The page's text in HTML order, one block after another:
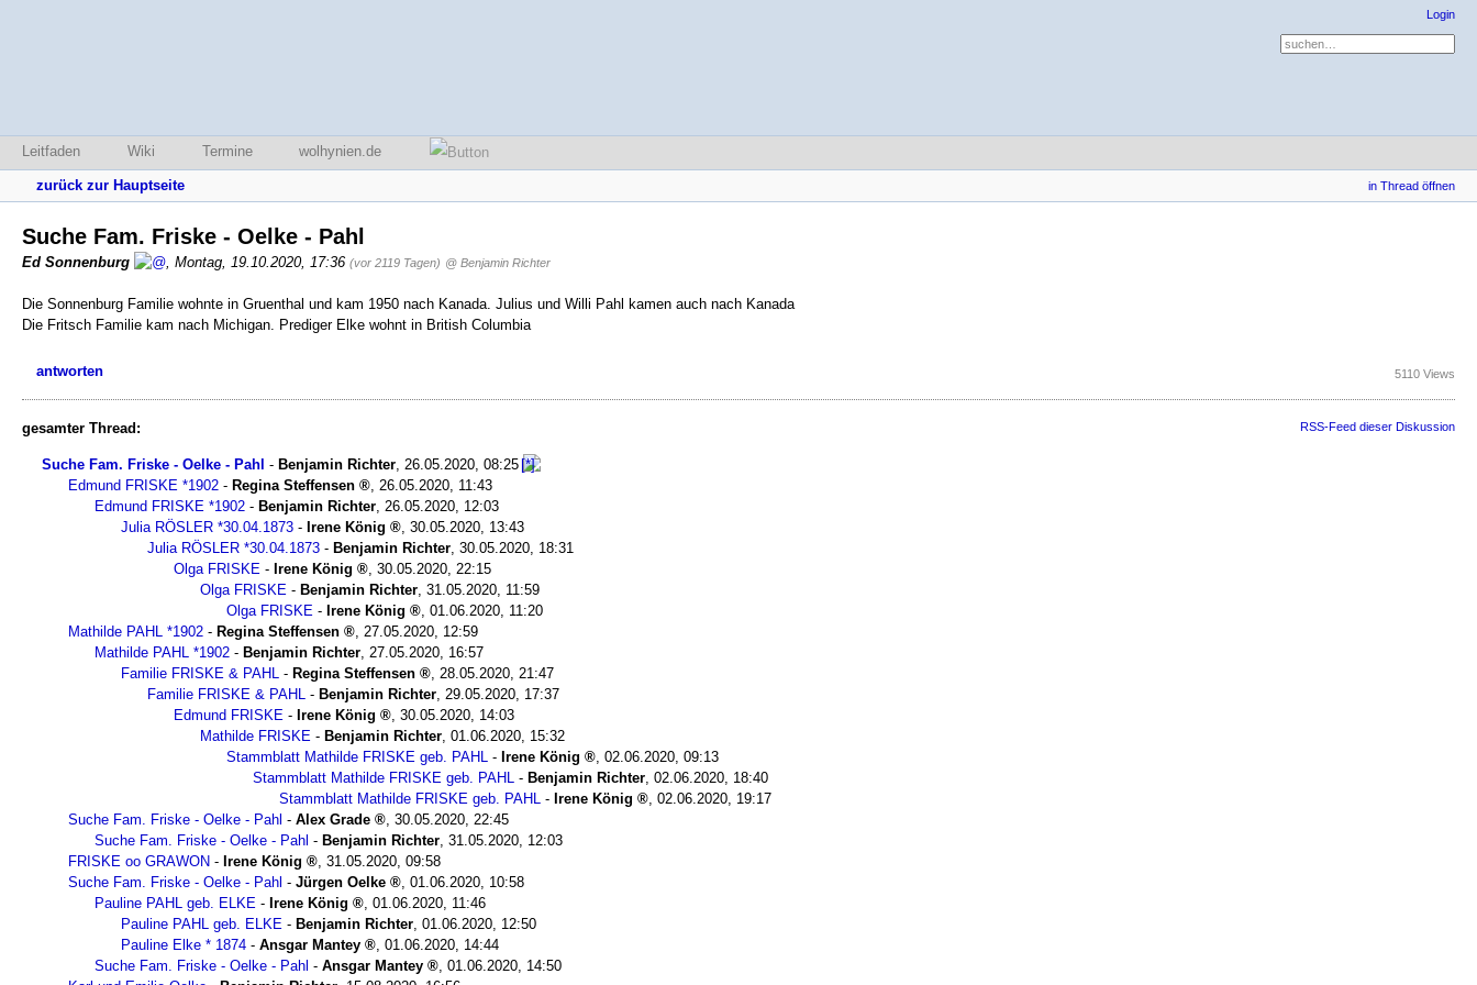
Login
Leitfaden Wiki Termine wolhynien.de
zurück zur Hauptseite in Thread öffnen
Suche Fam. Friske - Oelke - Pahl
Ed Sonnenburg , Montag, 19.10.2020, 17:36 (vor 2119 Tagen) @ Benjamin Richter
Die Sonnenburg Familie wohnte in Gruenthal und kam 1950 nach Kanada. Julius und Willi Pahl kamen auch nach Kanada
Die Fritsch Familie kam nach Michigan. Prediger Elke wohnt in British Columbia
antworten 5110 Views
gesamter Thread: RSS-Feed dieser Diskussion
Suche Fam. Friske - Oelke - Pahl - Benjamin Richter 26.05.2020, 08:25
Edmund FRISKE *1902 - Regina Steffensen
26.05.2020, 11:43
Edmund FRISKE *1902 - Benjamin Richter 26.05.2020, 12:03
Julia RÖSLER *30.04.1873 - Irene König
30.05.2020, 13:43
Julia RÖSLER *30.04.1873 - Benjamin Richter 30.05.2020, 18:31
Olga FRISKE - Irene König
30.05.2020, 22:15
Olga FRISKE - Benjamin Richter 31.05.2020, 11:59
Olga FRISKE - Irene König
01.06.2020, 11:20
Mathilde PAHL *1902 - Regina Steffensen
27.05.2020, 12:59
Mathilde PAHL *1902 - Benjamin Richter 27.05.2020, 16:57
Familie FRISKE & PAHL - Regina Steffensen
28.05.2020, 21:47
Familie FRISKE & PAHL - Benjamin Richter 29.05.2020, 17:37
Edmund FRISKE - Irene König
30.05.2020, 14:03
Mathilde FRISKE - Benjamin Richter 01.06.2020, 15:32
Stammblatt Mathilde FRISKE geb. PAHL - Irene König
02.06.2020, 09:13
Stammblatt Mathilde FRISKE geb. PAHL - Benjamin Richter 02.06.2020, 18:40
Stammblatt Mathilde FRISKE geb. PAHL - Irene König
02.06.2020, 19:17
Suche Fam. Friske - Oelke - Pahl - Alex Grade
30.05.2020, 22:45
Suche Fam. Friske - Oelke - Pahl - Benjamin Richter 31.05.2020, 12:03
FRISKE oo GRAWON - Irene König
31.05.2020, 09:58
Suche Fam. Friske - Oelke - Pahl - Jürgen Oelke
01.06.2020, 10:58
Pauline PAHL geb. ELKE - Irene König
01.06.2020, 11:46
Pauline PAHL geb. ELKE - Benjamin Richter 01.06.2020, 12:50
Pauline Elke * 1874 - Ansgar Mantey
01.06.2020, 14:44
Suche Fam. Friske - Oelke - Pahl - Ansgar Mantey
01.06.2020, 14:50